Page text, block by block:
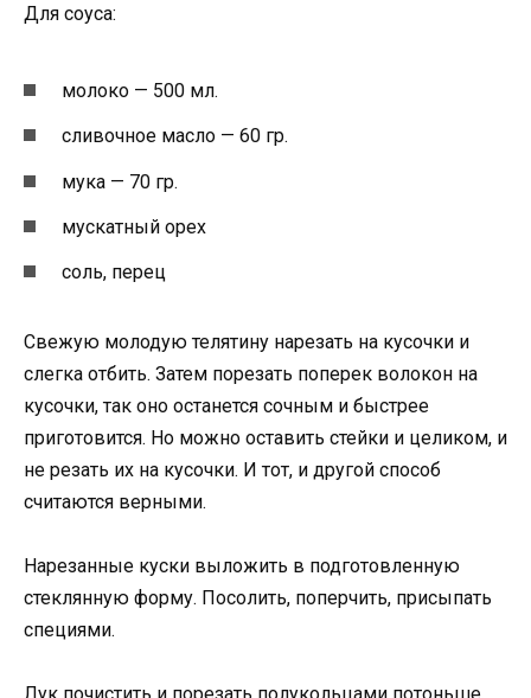
Для соуса:
молоко — 500 мл.
сливочное масло — 60 гр.
мука — 70 гр.
мускатный орех
соль, перец
Свежую молодую телятину нарезать на кусочки и
слегка отбить. Затем порезать поперек волокон на
кусочки, так оно останется сочным и быстрее
приготовится. Но можно оставить стейки и целиком, и
не резать их на кусочки. И тот, и другой способ
считаются верными.
Нарезанные куски выложить в подготовленную
стеклянную форму. Посолить, поперчить, присыпать
специями.